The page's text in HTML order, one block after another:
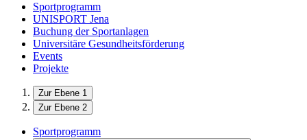
Sportprogramm
UNISPORT Jena
Buchung der Sportanlagen
Universitäre Gesundheitsförderung
Events
Projekte
Zur Ebene 1
Zur Ebene 2
Sportprogramm